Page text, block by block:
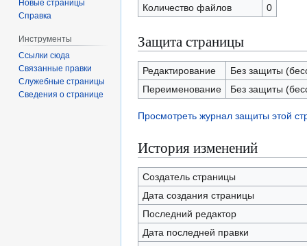
Количество файлов
0
Защита страницы
Редактирование
Без защиты
Переименование
Без защиты
Просмотреть журнал защиты этой
История изменений
Создатель страницы
Дата создания страницы
Последний редактор
Дата последней правки
Новые страницы
Справка
Инструменты
Ссылки сюда
Связанные правки
Служебные страницы
Сведения о странице